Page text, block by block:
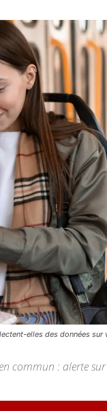
elles des données sur
commun : alerte